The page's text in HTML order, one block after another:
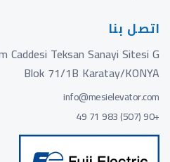
اتصل بنا
Caddesi Teksan Sanayi Sitesi G
Blok 71/1B Karatay/KONYA
info@mesielevator.com